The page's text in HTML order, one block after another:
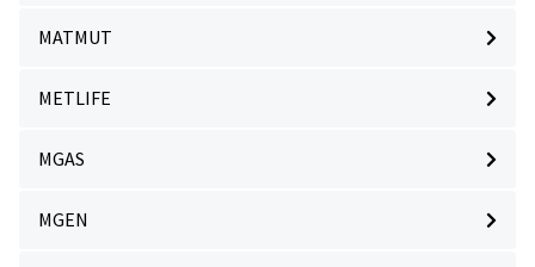
MATMUT
METLIFE
MGAS
MGEN